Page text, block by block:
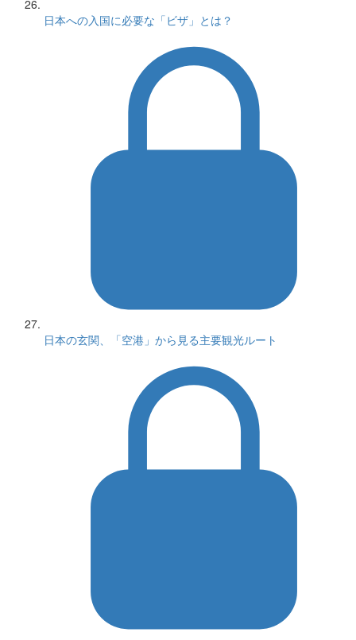
日本への入国に必要な「ビザ」とは？
日本の玄関、「空港」から見る主要観光ルート